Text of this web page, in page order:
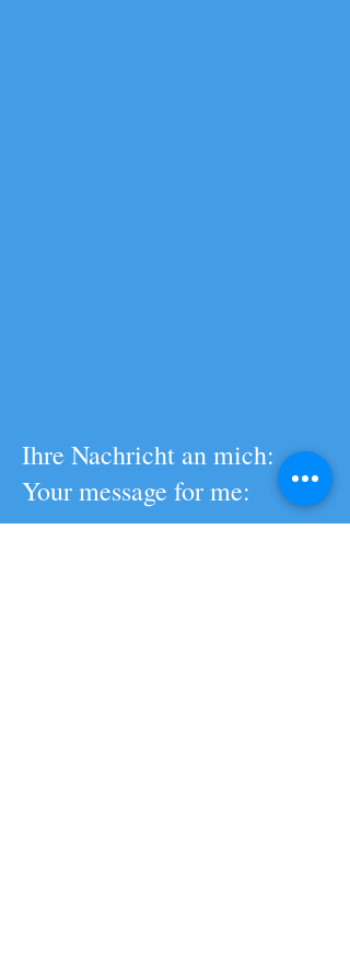
Ihre Nachricht an mich:
Your message for me: